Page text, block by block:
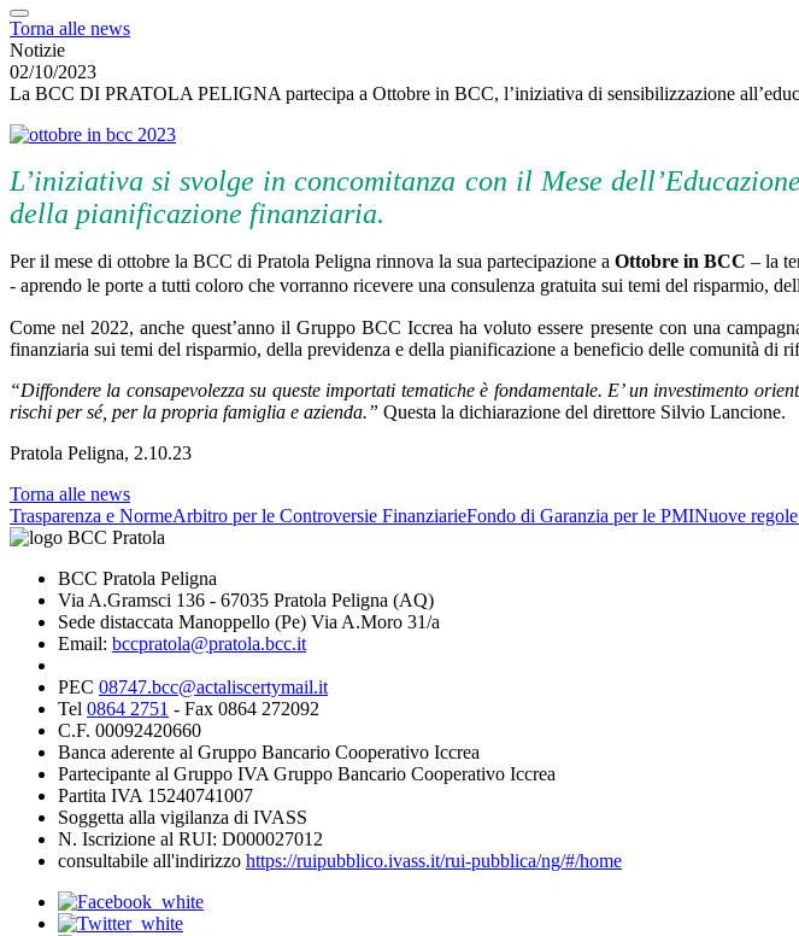
Torna alle news
Notizie
02/10/2023
La BCC DI PRATOLA PELIGNA partecipa a Ottobre in BCC, l’iniziativa di sensibilizzazione
L’iniziativa si svolge in concomitanza con il Mese
della pianificazione finanziaria.
Per il mese di ottobre la BCC di Pratola Peligna rinnova la sua partecipazione a Ottobre in BCC – la
- aprendo le porte a tutti coloro che vorranno ricevere una consulenza gratuita sui temi del risparmio,
Come nel 2022, anche quest’anno il Gruppo BCC Iccrea ha voluto essere presente con una
finanziaria sui temi del risparmio, della previdenza e della pianificazione a beneficio delle comunità di
“Diffondere la consapevolezza su queste importati tematiche è fondamentale. E’ un investimento
rischi per sé, per la propria famiglia e azienda.” Questa la dichiarazione del direttore Silvio Lancione.
Pratola Peligna, 2.10.23
Torna alle news
Trasparenza e NormeArbitro per le Controversie FinanziarieFondo di Garanzia per le PMINuove
BCC Pratola Peligna
Via A.Gramsci 136 - 67035 Pratola Peligna (AQ)
Sede distaccata Manoppello (Pe) Via A.Moro 31/a
Email: bccpratola@pratola.bcc.it
PEC 08747.bcc@actaliscertymail.it
Tel 0864 2751 - Fax 0864 272092
C.F. 00092420660
Banca aderente al Gruppo Bancario Cooperativo Iccrea
Partecipante al Gruppo IVA Gruppo Bancario Cooperativo Iccrea
Partita IVA 15240741007
Soggetta alla vigilanza di IVASS
N. Iscrizione al RUI: D000027012
consultabile all'indirizzo https://ruipubblico.ivass.it/rui-pubblica/ng/#/home